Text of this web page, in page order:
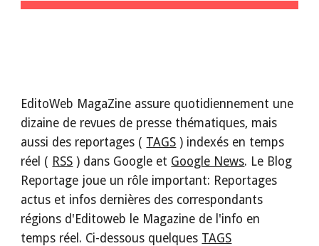
EditoWeb MagaZine assure quotidiennement une
dizaine de revues de presse thématiques, mais
aussi des reportages ( TAGS ) indexés en temps
réel ( RSS ) dans Google et Google News. Le Blog
Reportage joue un rôle important: Reportages
actus et infos dernières des correspondants
régions d'Editoweb le Magazine de l'info en
temps réel. Ci-dessous quelques TAGS